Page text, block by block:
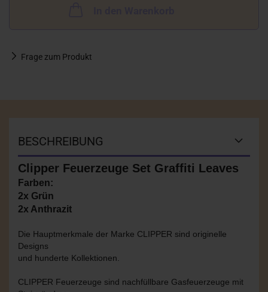
Frage zum Produkt
BESCHREIBUNG
Clipper Feuerzeuge Set Graffiti Leaves
Farben:
2x Grün
2x Anthrazit
Die Hauptmerkmale der Marke CLIPPER sind originelle
Designs
und hunderte Kollektionen.
CLIPPER Feuerzeuge sind nachfüllbare Gasfeuerzeuge mit